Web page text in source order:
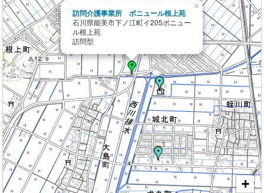
訪問介護事業所 ボニュール根上苑
石川県能美市下ノ江町イ205ボニュー
ル根上苑
訪問型
×
+